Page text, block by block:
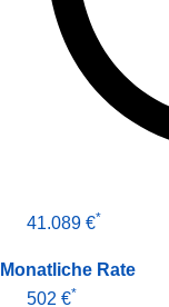
41.089 €*
Monatliche Rate
502 €*